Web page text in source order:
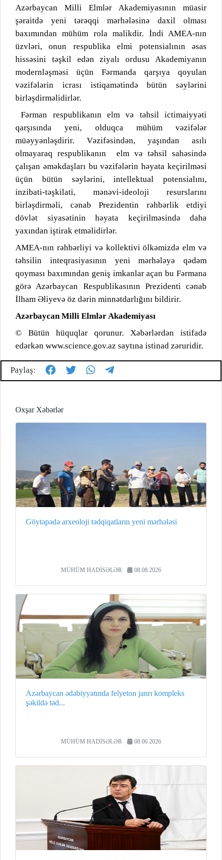
Azərbaycan Milli Elmlər Akademiyasının müasir
şəraitdə yeni tərəqqi mərhələsinə daxil olması
baxımından mühüm rola malikdir. İndi AMEA-nın
üzvləri, onun respublika elmi potensialının əsas
hissəsini təşkil edən ziyalı ordusu Akademiyanın
modernləşməsi üçün Fərmanda qarşıya qoyulan
vəzifələrin icrası istiqamətində bütün səylərini
birləşdirməlidirlər.
Fərman respublikanın elm və təhsil ictimaiyyəti
qarşısında yeni, olduqca mühüm vəzifələr
müəyyənləşdirir. Vəzifəsindən, yaşından asılı
olmayaraq respublikanın
elm və təhsil sahəsində
çalışan əməkdaşları bu vəzifələrin həyata keçirilməsi
üçün bütün səylərini, intellektual potensialını,
inzibati-təşkilati, mənəvi-ideoloji resurslarını
birləşdirməli, cənab Prezidentin rəhbərlik etdiyi
dövlət siyasətinin həyata keçirilməsində daha
yaxından iştirak etməlidirlər.
AMEA-nın rəhbərliyi və kollektivi ölkəmizdə elm və
təhsilin inteqrasiyasının yeni mərhələyə qədəm
qoyması baxımından geniş imkanlar açan bu Fərmana
görə Azərbaycan Respublikasının Prezidenti cənab
İlham Əliyevə öz dərin minnətdarlığını bildirir.
Azərbaycan Milli Elmlər Akademiyası
© Bütün hüquqlar qorunur. Xəbərlərdən istifadə
edərkən www.science.gov.az saytına istinad zəruridir.
Paylaş:
Oxşar Xəbərlər
Göytəpədə arxeoloji tədqiqatların yeni mərhələsi
MÜHÜM HADİSƏLƏR 08.08.2026
Azərbaycan ədəbiyyatında felyeton janrı kompleks
şəkildə təd...
MÜHÜM HADİSƏLƏR 08.06.2026